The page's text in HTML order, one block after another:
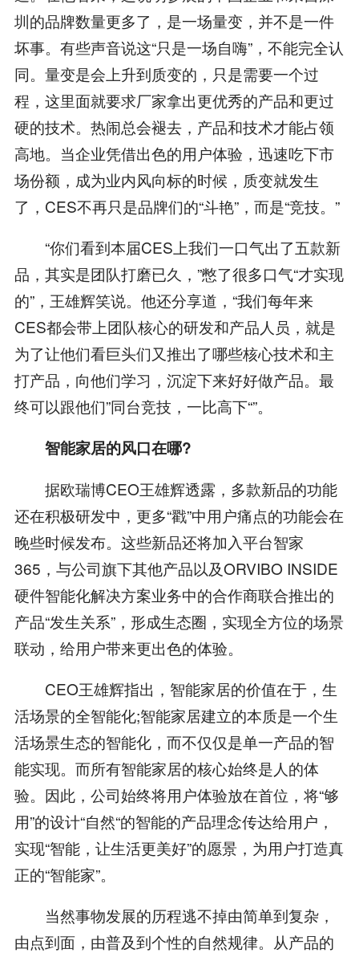
圳的品牌数量更多了，是一场量变，并不是一件
坏事。有些声音说这“只是一场自嗨”，不能完全认
同。量变是会上升到质变的，只是需要一个过
程，这里面就要求厂家拿出更优秀的产品和更过
硬的技术。热闹总会褪去，产品和技术才能占领
高地。当企业凭借出色的用户体验，迅速吃下市
场份额，成为业内风向标的时候，质变就发生
了，CES不再只是品牌们的“斗艳”，而是“竞技。”
“你们看到本届CES上我们一口气出了五款新
品，其实是团队打磨已久，”憋了很多口气“才实现
的”，王雄辉笑说。他还分享道，“我们每年来
CES都会带上团队核心的研发和产品人员，就是
为了让他们看巨头们又推出了哪些核心技术和主
打产品，向他们学习，沉淀下来好好做产品。最
终可以跟他们”同台竞技，一比高下“”。
智能家居的风口在哪?
据欧瑞博CEO王雄辉透露，多款新品的功能
还在积极研发中，更多“戳”中用户痛点的功能会在
晚些时候发布。这些新品还将加入平台智家
365，与公司旗下其他产品以及ORVIBO INSIDE
硬件智能化解决方案业务中的合作商联合推出的
产品“发生关系”，形成生态圈，实现全方位的场景
联动，给用户带来更出色的体验。
CEO王雄辉指出，智能家居的价值在于，生
活场景的全智能化;智能家居建立的本质是一个生
活场景生态的智能化，而不仅仅是单一产品的智
能实现。而所有智能家居的核心始终是人的体
验。因此，公司始终将用户体验放在首位，将“够
用”的设计“自然“的智能的产品理念传达给用户，
实现“智能，让生活更美好”的愿景，为用户打造真
正的“智能家”。
当然事物发展的历程逃不掉由简单到复杂，
由点到面，由普及到个性的自然规律。从产品的